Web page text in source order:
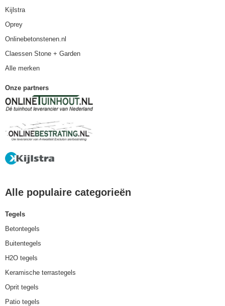
Kijlstra
Oprey
Onlinebetonstenen.nl
Claessen Stone + Garden
Alle merken
Onze partners
Alle populaire categorieën
Tegels
Betontegels
Buitentegels
H2O tegels
Keramische terrastegels
Oprit tegels
Patio tegels